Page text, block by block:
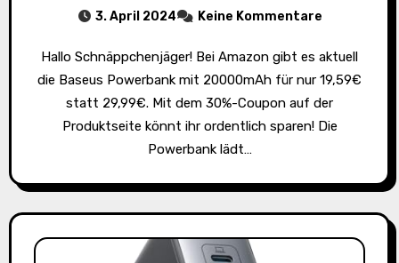
3. April 2024 Keine Kommentare
Hallo Schnäppchenjäger! Bei Amazon gibt es aktuell
die Baseus Powerbank mit 20000mAh für nur 19,59€
statt 29,99€. Mit dem 30%-Coupon auf der
Produktseite könnt ihr ordentlich sparen! Die
Powerbank lädt…